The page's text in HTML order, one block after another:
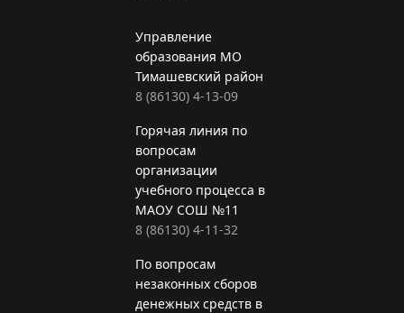
Управление
образования МО
Тимашевский район
8 (86130) 4-13-09
Горячая линия по
вопросам
организации
учебного процесса в
МАОУ СОШ №11
8 (86130) 4-11-32
По вопросам
незаконных сборов
денежных средств в